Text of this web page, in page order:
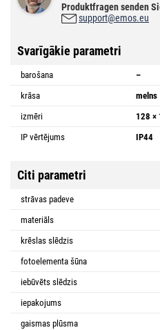
Produktfragen senden
support@emos.eu
Svarīgākie parametri
barošana
–
krāsa
melns
izmēri
128 ×
IP vērtējums
IP44
Citi parametri
strāvas padeve
materiāls
krēslas slēdzis
fotoelementa šūna
iebūvēts slēdzis
iepakojums
gaismas plūsma